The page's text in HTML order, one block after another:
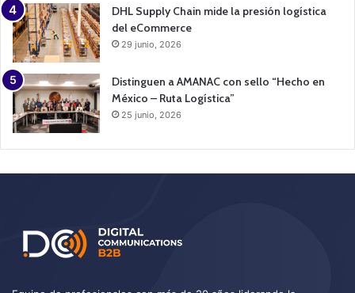
DHL Supply Chain mide la presión logística
del eCommerce
29 junio, 2026
Distinguen a AMANAC con sello “Hecho en
México – Ruta Logística”
25 junio, 2026